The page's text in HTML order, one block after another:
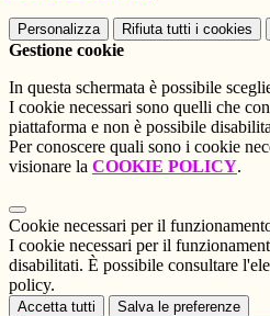
Personalizza Rifiuta tutti i cookies
Gestione cookie
In questa schermata è possibile
I cookie necessari sono quelli che
piattaforma e non è possibile
Per conoscere quali sono i cookie
visionare la COOKIE POLICY.
Cookie necessari per il
I cookie necessari per il
disabilitati. È possibile consultare
policy.
Accetta tutti Salva le preferenze